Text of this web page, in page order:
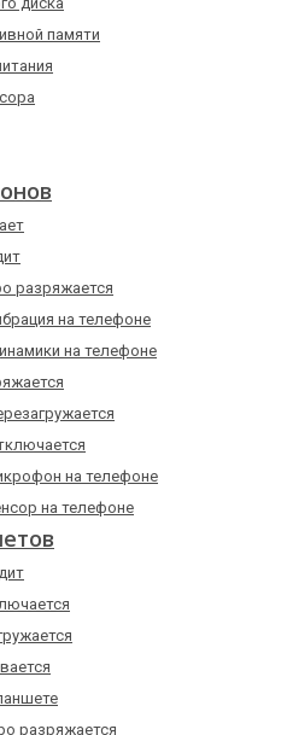
памяти
разряжается
на телефоне
на телефоне
на телефоне
на телефоне
разряжается